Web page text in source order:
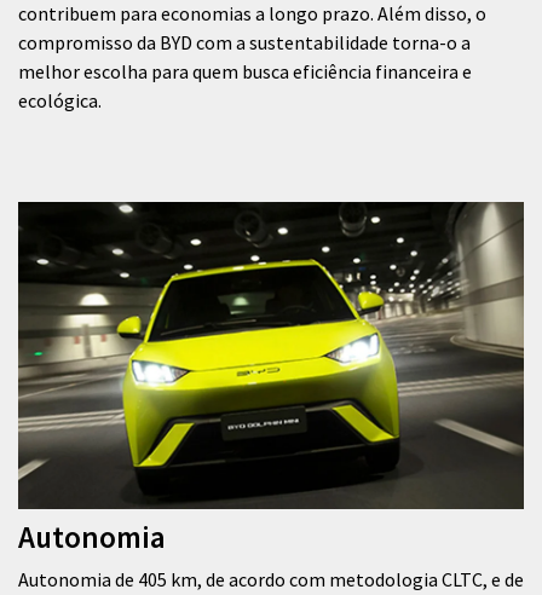
contribuem para economias a longo prazo. Além disso, o
compromisso da BYD com a sustentabilidade torna-o a
melhor escolha para quem busca eficiência financeira e
ecológica.
Autonomia
Autonomia de 405 km, de acordo com metodologia CLTC, e de